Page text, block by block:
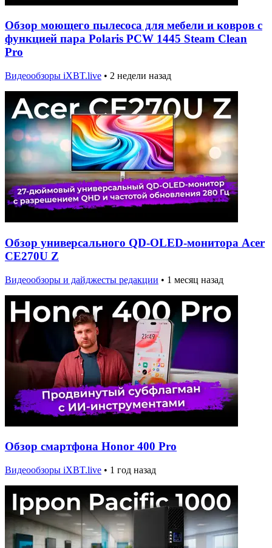
Обзор моющего пылесоса для мебели и ковров с
функцией пара Polaris PCW 1445 Steam Clean
Pro
Видеообзоры iXBT.live • 2 недели назад
Обзор универсального QD-OLED-монитора Acer
CE270U Z
Видеообзоры и дайджесты редакции • 1 месяц назад
Обзор смартфона Honor 400 Pro
Видеообзоры iXBT.live • 1 год назад